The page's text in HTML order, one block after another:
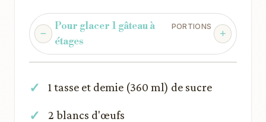
Pour glacer 1 gâteau à
étages
PORTIONS
1 tasse et demie (360 ml) de sucre
2 blancs d'œufs